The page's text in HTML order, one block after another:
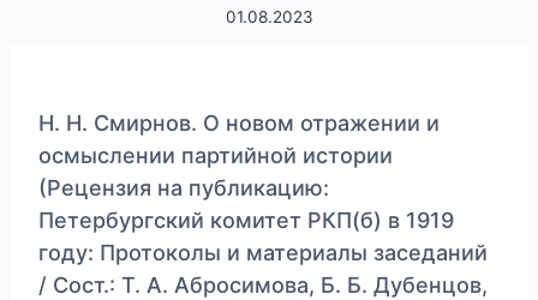
01.08.2023
Н. Н. Смирнов. О новом отражении и
осмыслении партийной истории
(Рецензия на публикацию:
Петербургский комитет РКП(б) в 1919
году: Протоколы и материалы заседаний
/ Сост.: Т. А. Абросимова, Б. Б. Дубенцов,